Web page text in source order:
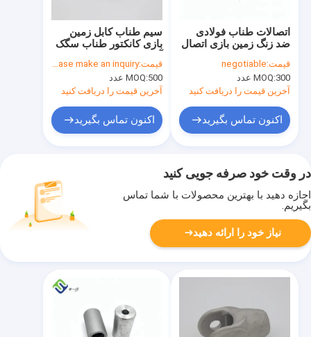
سیم طناب کابل زمین
بازی کانکتور طناب سگک
قیمت:please make an inquiry
MOQ:500 عدد
آخرین قیمت را دریافت کنید
اکنون تماس بگیرید
اتصالات طناب فولادی
ضد زنگ زمین بازی اتصال
قیمت:negotiable
MOQ:300 عدد
آخرین قیمت را دریافت کنید
اکنون تماس بگیرید
در وقت خود صرفه جویی کنید
اجازه دهید با بهترین محصولات با شما تماس
بگیریم.
نیاز خود را ارائه دهید